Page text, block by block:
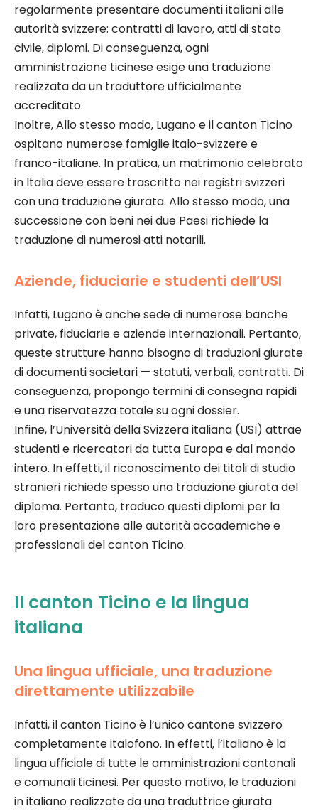
regolarmente presentare documenti italiani alle
autorità svizzere: contratti di lavoro, atti di stato
civile, diplomi. Di conseguenza, ogni
amministrazione ticinese esige una traduzione
realizzata da un traduttore ufficialmente
accreditato.
Inoltre, Allo stesso modo, Lugano e il canton Ticino
ospitano numerose famiglie italo-svizzere e
franco-italiane. In pratica, un matrimonio celebrato
in Italia deve essere trascritto nei registri svizzeri
con una traduzione giurata. Allo stesso modo, una
successione con beni nei due Paesi richiede la
traduzione di numerosi atti notarili.
Aziende, fiduciarie e studenti dell’USI
Infatti, Lugano è anche sede di numerose banche
private, fiduciarie e aziende internazionali. Pertanto,
queste strutture hanno bisogno di traduzioni giurate
di documenti societari — statuti, verbali, contratti. Di
conseguenza, propongo termini di consegna rapidi
e una riservatezza totale su ogni dossier.
Infine, l’Università della Svizzera italiana (USI) attrae
studenti e ricercatori da tutta Europa e dal mondo
intero. In effetti, il riconoscimento dei titoli di studio
stranieri richiede spesso una traduzione giurata del
diploma. Pertanto, traduco questi diplomi per la
loro presentazione alle autorità accademiche e
professionali del canton Ticino.
Il canton Ticino e la lingua
italiana
Una lingua ufficiale, una traduzione
direttamente utilizzabile
Infatti, il canton Ticino è l’unico cantone svizzero
completamente italofono. In effetti, l’italiano è la
lingua ufficiale di tutte le amministrazioni cantonali
e comunali ticinesi. Per questo motivo, le traduzioni
in italiano realizzate da una traduttrice giurata